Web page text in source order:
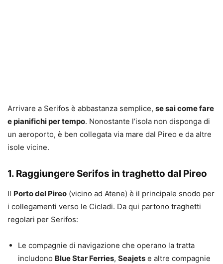
Arrivare a Serifos è abbastanza semplice, se sai come fare
e pianifichi per tempo. Nonostante l’isola non disponga di
un aeroporto, è ben collegata via mare dal Pireo e da altre
isole vicine.
1. Raggiungere Serifos in traghetto dal Pireo
Il Porto del Pireo (vicino ad Atene) è il principale snodo per
i collegamenti verso le Cicladi. Da qui partono traghetti
regolari per Serifos:
Le compagnie di navigazione che operano la tratta
includono Blue Star Ferries, Seajets e altre compagnie